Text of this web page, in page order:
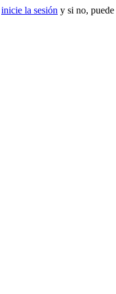
inicie la sesión y si no, puede